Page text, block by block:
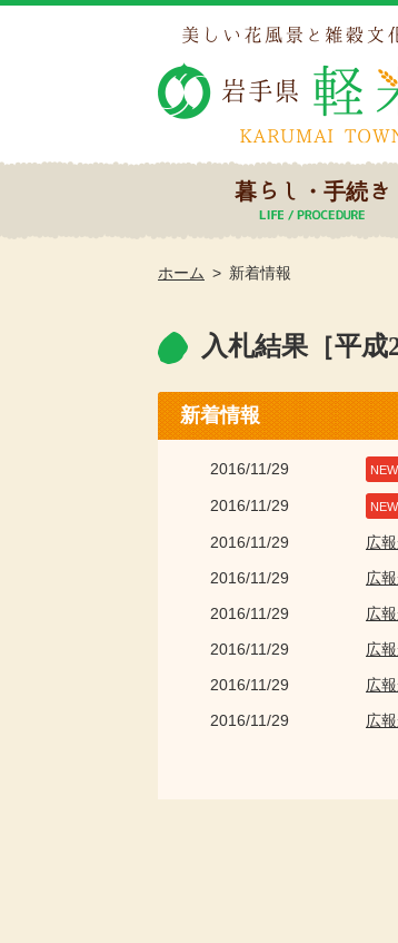
暮らし・手続き
ホーム 新着情報
入札結果［平成
新着情報
2016/11/29 NEW
2016/11/29 NEW
2016/11/29
広
2016/11/29
広
2016/11/29
広
2016/11/29
広
2016/11/29
広
2016/11/29
広